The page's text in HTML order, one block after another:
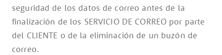
seguridad de los datos de correo antes de la
finalización de los SERVICIO DE CORREO por parte
del CLIENTE o de la eliminación de un buzón de
correo.